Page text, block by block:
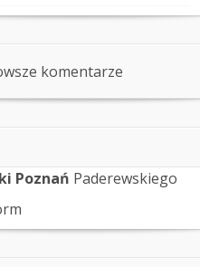
komentarze
Poznań Paderewskiego